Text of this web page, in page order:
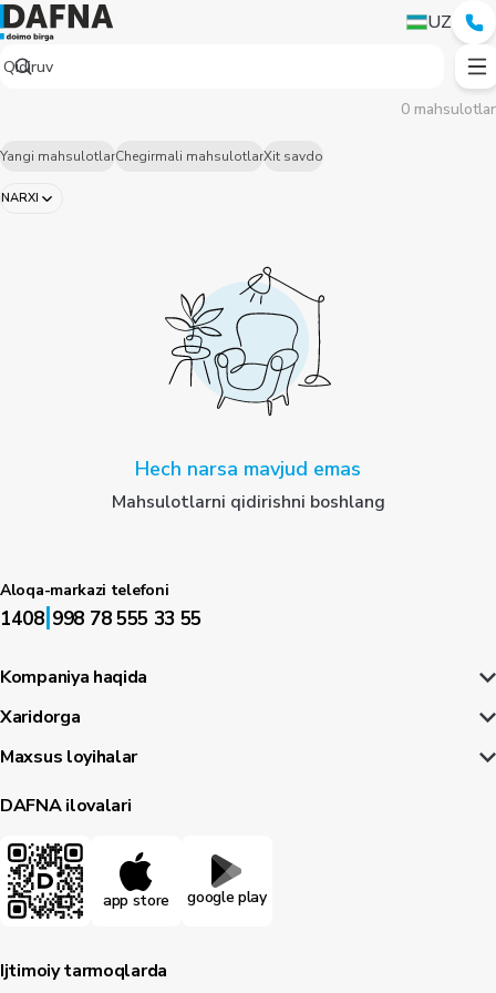
UZ
NARXI
0 mahsulotlar
Yangi mahsulotlarChegirmali mahsulotlarXit savdo
Hech narsa mavjud emas
Mahsulotlarni qidirishni boshlang
Aloqa-markazi telefoni
1408|998 78 555 33 55
Kompaniya haqida
Xaridorga
Maxsus loyihalar
DAFNA ilovalari
app store google play
Ijtimoiy tarmoqlarda